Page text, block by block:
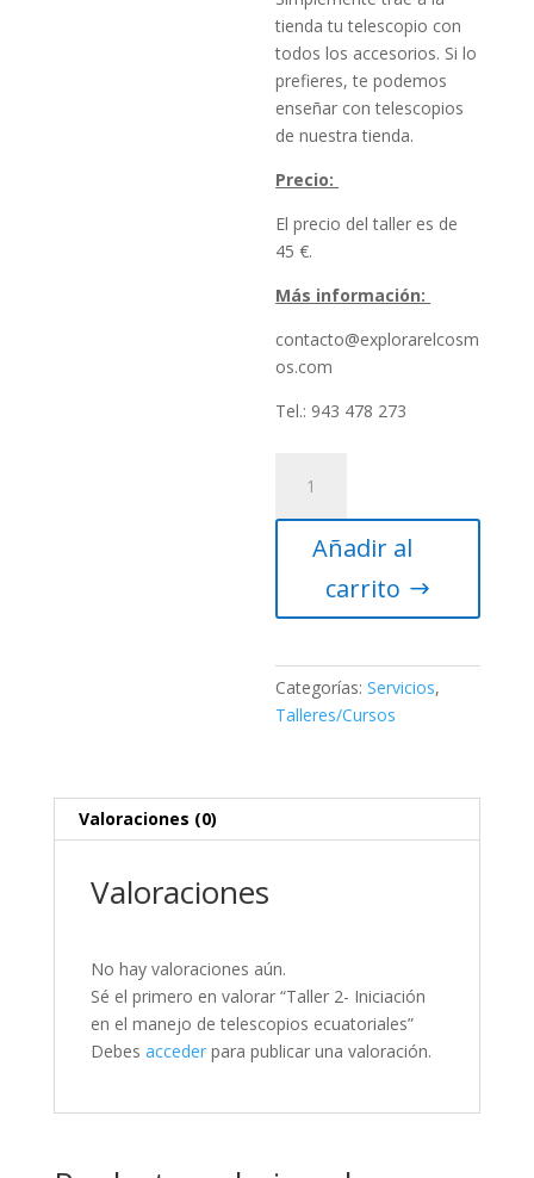
tienda tu telescopio con
todos los accesorios. Si lo
prefieres, te podemos
enseñar con telescopios
de nuestra tienda.
Precio:
El precio del taller es de
45 €.
Más información:
contacto@explorarelcosm
os.com
Tel.: 943 478 273
Iniciación
manejo
ecuatoriales
cantidad
Añadir al
carrito
Categorías:Servicios,
Talleres/Cursos
Valoraciones (0)
Valoraciones
No hay valoraciones aún.
Sé el primero en valorar “Taller 2- Iniciación
en el manejo de telescopios ecuatoriales”
Debes accederpara publicar una valoración.